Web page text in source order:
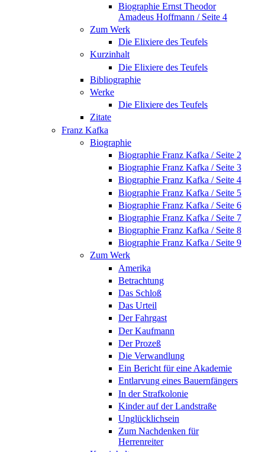
Biographie Ernst Theodor
Amadeus Hoffmann / Seite 4
Zum Werk
Die Elixiere des Teufels
Kurzinhalt
Die Elixiere des Teufels
Bibliographie
Werke
Die Elixiere des Teufels
Zitate
Franz Kafka
Biographie
Biographie Franz Kafka / Seite 2
Biographie Franz Kafka / Seite 3
Biographie Franz Kafka / Seite 4
Biographie Franz Kafka / Seite 5
Biographie Franz Kafka / Seite 6
Biographie Franz Kafka / Seite 7
Biographie Franz Kafka / Seite 8
Biographie Franz Kafka / Seite 9
Zum Werk
Amerika
Betrachtung
Das Schloß
Das Urteil
Der Fahrgast
Der Kaufmann
Der Prozeß
Die Verwandlung
Ein Bericht für eine Akademie
Entlarvung eines Bauernfängers
In der Strafkolonie
Kinder auf der Landstraße
Unglücklichsein
Zum Nachdenken für
Herrenreiter